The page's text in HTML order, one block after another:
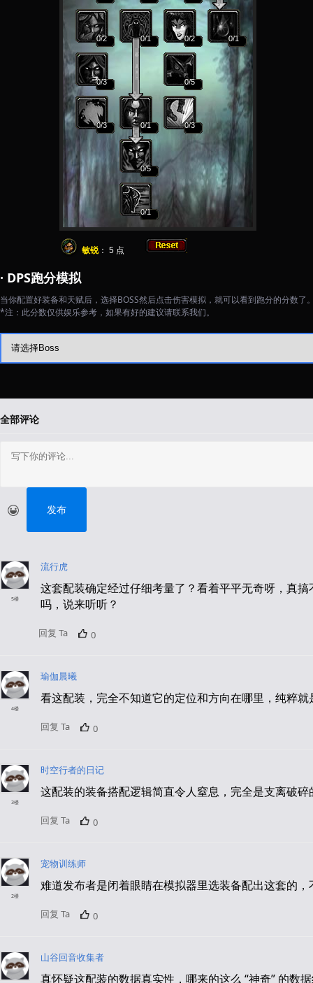
0/2 0/1 0/2 0/1
0/3 0/5
0/3 0/1 0/3
0/5
0/1
敏锐： 5 点
· DPS跑分模拟
当你配置好装备和天赋后，选择BOSS然后点击伤害模拟，就可以看到跑分的分数了
*注：此分数仅供娱乐参考，如果有好的建议请联系我们。
全部评论
发布
5楼
流行虎
这套配装确定经过仔细考量了？看着平平无奇呀，真
吗，说来听听？
回复 Ta 0
4楼
瑜伽晨曦
看这配装，完全不知道它的定位和方向在哪里，纯粹
回复 Ta 0
3楼
时空行者的日记
这配装的装备搭配逻辑简直令人窒息，完全是支离破
回复 Ta 0
2楼
宠物训练师
难道发布者是闭着眼睛在模拟器里选装备配出这套的
回复 Ta 0
山谷回音收集者
真怀疑这配装的数据真实性，哪来的这么 “神奇” 的数